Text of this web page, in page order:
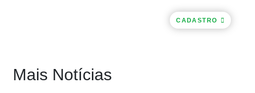
CADASTRO
Mais Notícias